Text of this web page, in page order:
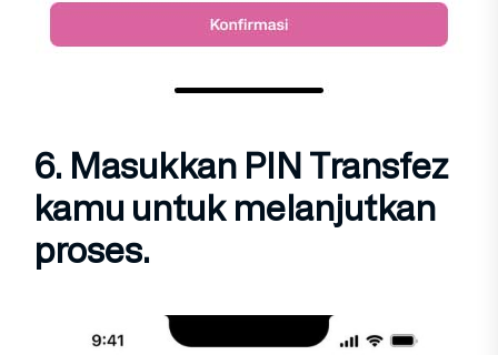
6. MasukkanPIN Transfez
kamu untuk melanjutkan
proses.